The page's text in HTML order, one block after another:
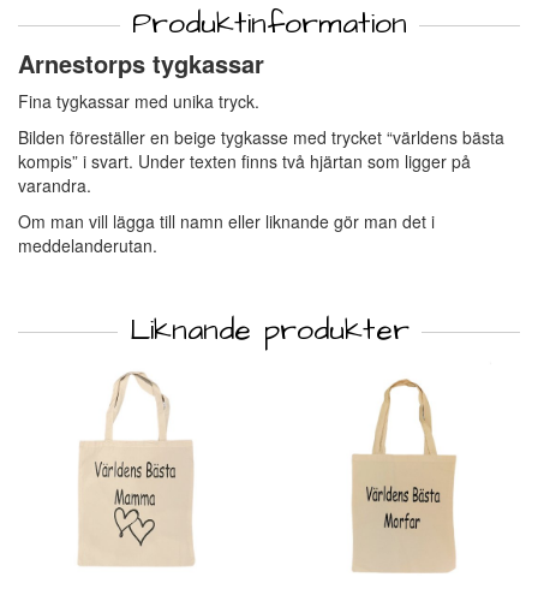
Produktinformation
Arnestorps tygkassar
Fina tygkassar med unika tryck.
Bilden föreställer en beige tygkasse med trycket “världens bästa
kompis” i svart. Under texten finns två hjärtan som ligger på
varandra.
Om man vill lägga till namn eller liknande gör man det i
meddelanderutan.
Liknande produkter